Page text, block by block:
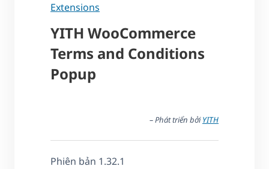
Extensions
YITH WooCommerce
Terms and Conditions
Popup
– Phát triển bởiYITH
Phiên bản 1.32.1